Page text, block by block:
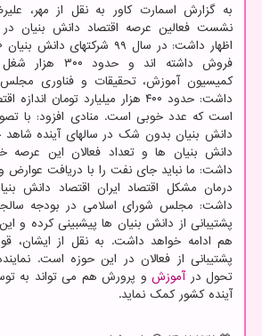
به گزارش اسمارت کاور به نقل از مهر،
نشست فعالین عرصه اقتصاد دانش بنیان در
فروش داشته اند و
کمیسیون آموزش، تحقیقات و فناوری مجلس
داشت: حدود ۴۰۰ هزار میلیارد تومان
است که عدد خوبی است. منادی افزود: با
دانش بنیان بدون شک در سالهای آینده شاهد
دانش بنیان ها و تعداد فعالان این عرصه
داشت: ما نباید جای نفت را با دریافت عوارض و
درمان مشکل اقتصاد ایران اقتصاد دانش
داشت: مجلس شورای اسلامی در بودجه
پشتیبانی از دانش بنیان ها پیشبینی کرده و
هم ادامه خواهد داشت. به نقل از ایشان،
پشتیبانی از فعالان در این حوزه است.
تحول درآموزشو پرورش هم می تواند به
آینده کشور کمک نماید.